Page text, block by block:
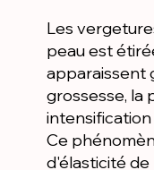
Les
peau est
apparaissent
grossesse, la
Ce
d'élasticité de